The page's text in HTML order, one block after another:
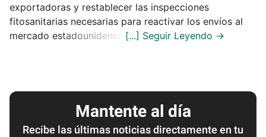
exportadoras y restablecer las inspecciones
fitosanitarias necesarias para reactivar los envíos al
mercado estadounidense.
Mantente al día
Recibe las últimas noticias directamente en tu